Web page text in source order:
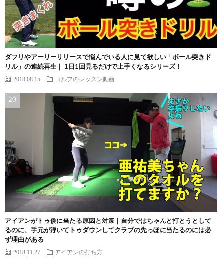
ダフリやアーリーリリースで悩んでいる人に見て欲しい「ボール突きド
リル」の連続再生｜ 1日1回見るだけで上手くなるシリーズ！
2018.08.15 ゴルフのレッスン動画
アイアンがトゥ側に当たる原因と対策｜自分ではちゃんと打とうとして
るのに、手元が浮いてトゥダウンしてクラブの先っぽに当たるのには必
ず理由がある
2018.11.27 アイアンの打ち方